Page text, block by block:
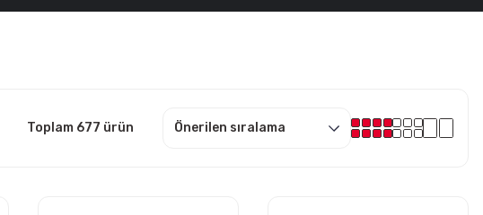
Toplam 677 ürün